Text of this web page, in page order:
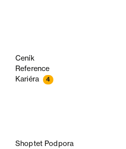
Ceník
Reference
Kariéra 4
Shoptet Podpora